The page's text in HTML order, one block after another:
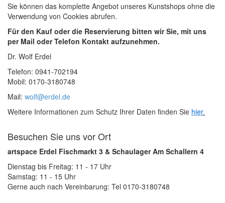
Sie können das komplette Angebot unseres Kunstshops ohne die
Verwendung von Cookies abrufen.
Für den Kauf oder die Reservierung bitten wir Sie, mit uns
per Mail oder Telefon Kontakt aufzunehmen.
Dr. Wolf Erdel
Telefon: 0941-702194
Mobil: 0170-3180748
Mail: wolf@erdel.de
Weitere Informationen zum Schutz Ihrer Daten finden Sie hier.
Besuchen Sie uns vor Ort
artspace Erdel Fischmarkt 3 & Schaulager Am Schallern 4
Dienstag bis Freitag: 11 - 17 Uhr
Samstag: 11 - 15 Uhr
Gerne auch nach Vereinbarung: Tel 0170-3180748